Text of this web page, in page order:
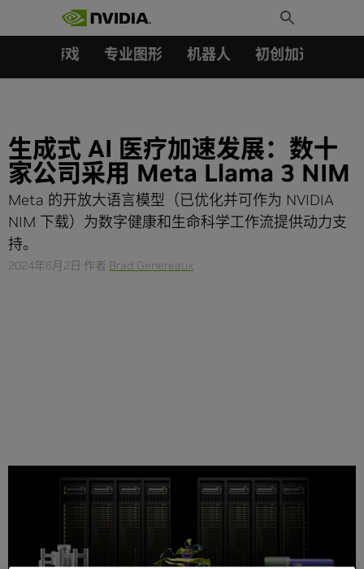
Toggle
Search
游戏 专业图形 机器人 初创加速会员成
生成式 AI 医疗加速发展：数十
家公司采用 Meta Llama 3 NIM
Meta 的开放大语言模型（已优化并可作为 NVIDIA
NIM 下载）为数字健康和生命科学工作流提供动力支
持。
2024年6月2日 作者 Brad Genereaux